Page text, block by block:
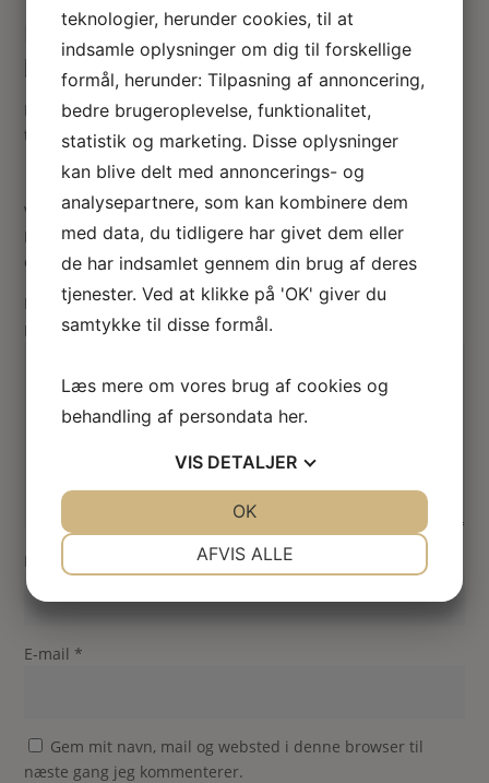
Miniature KIT til at lave Margurit
blomster til dukkehus haven
Papirsblomster kit i skala 1:12. Instruktionen er på engelsk,
tysk og fransk.
Vær den første til at anmelde “Margurit blomster KIT”
Din e-mailadresse vil ikke blive publiceret. Krævede felter
er markeret med*
Din vurdering
Din anmeldelse *
Navn
E-mail*
Gem mit navn, mail og websted i denne browser til
næste gang jeg kommenterer.
teknologier, herunder cookies, til at
indsamle oplysninger om dig til forskellige
formål, herunder: Tilpasning af annoncering,
bedre brugeroplevelse, funktionalitet,
statistik og marketing. Disse oplysninger
kan blive delt med annoncerings- og
analysepartnere, som kan kombinere dem
med data, du tidligere har givet dem eller
de har indsamlet gennem din brug af deres
tjenester. Ved at klikke på 'OK' giver du
samtykke til disse formål.
Læs mere om vores brug af cookies og
behandling af persondata her.
VIS DETALJER
AFVIS ALLE
OK